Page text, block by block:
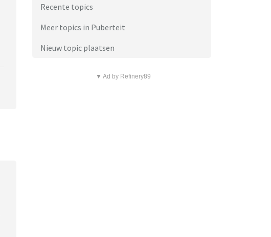
Recente topics
Meer topics in Puberteit
Nieuw topic plaatsen
▼ Ad by Refinery89